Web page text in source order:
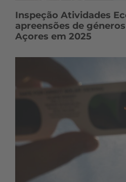
Inspeção Atividades
apreensões de
Açores em 2025